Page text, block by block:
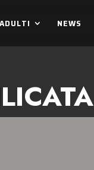
ADULTI NEWS